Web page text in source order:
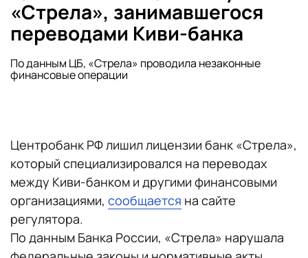
«Стрела», занимавшегося
переводами Киви-банка
По данным ЦБ, «Стрела» проводила незаконные
финансовые операции
Центробанк РФ лишил лицензии банк «Стрела»,
который специализировался на переводах
между Киви-банком и другими финансовыми
организациями, сообщается на сайте
регулятора.
По данным Банка России, «Стрела» нарушала